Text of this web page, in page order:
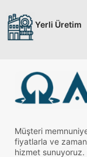
Yerli Üretim
Müşteri
fiyatlarla ve
hizmet